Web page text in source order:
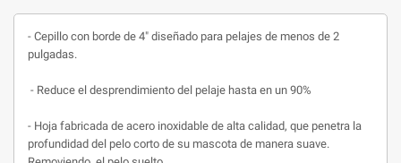
- Cepillo con borde de 4" diseñado para pelajes de menos de 2
pulgadas.
- Reduce el desprendimiento del pelaje hasta en un 90%
- Hoja fabricada de acero inoxidable de alta calidad, que penetra la
profundidad del pelo corto de su mascota de manera suave.